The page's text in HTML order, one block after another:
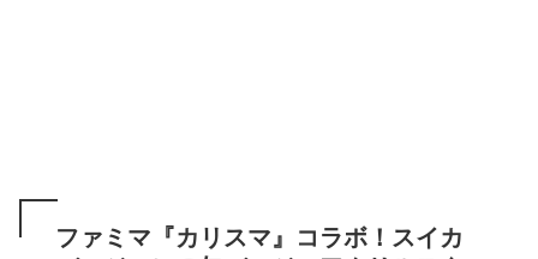
ファミマ『カリスマ』コラボ！スイカ